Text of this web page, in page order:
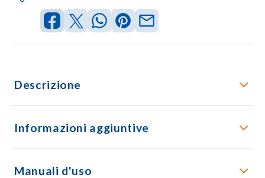
Descrizione
Informazioni aggiuntive
Manuali d'uso